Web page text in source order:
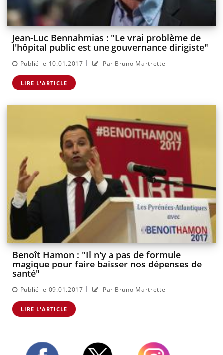
Jean-Luc Bennahmias : "Le vrai problème de
l'hôpital public est une gouvernance dirigiste"
Publié le 10.01.2017 | Par Bruno Martrette
LIRE L'ARTICLE
Benoît Hamon : "Il n'y a pas de formule
magique pour faire baisser nos dépenses de
santé"
Publié le 09.01.2017 | Par Bruno Martrette
LIRE L'ARTICLE